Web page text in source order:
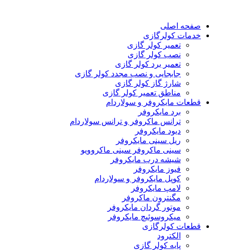
صفحه اصلی
خدمات کولرگازی
تعمیر کولر گازی
نصب کولر گازی
تعمیر برد کولر گازی
جابجایی و نصب مجدد کولر گازی
شارژ گاز کولر گازی
مناطق تعمیر کولر گازی
قطعات مایکروفر و سولاردام
برد مایکروفر
ترانس ماکروفر و ترانس سولاردام
دیود مایکروفر
ریل سینی مایکروفر
سینی ماکروفر سینی ماکروویو
شیشه درب مایکروفر
فیوز مایکروفر
کوپل مایکروفر و سولاردام
لامپ مایکروفر
مگنترون ماکروفر
موتور گردان مایکروفر
میکروسوئیچ مایکروفر
قطعات کولرگازی
الکترود
پایه کولر گازی